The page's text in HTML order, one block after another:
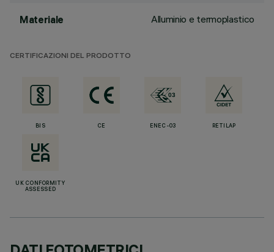
Materiale Alluminio e termoplastico
CERTIFICAZIONI DEL PRODOTTO
BIS CE ENEC-03 RETILAP
UK CONFORMITY
ASSESSED